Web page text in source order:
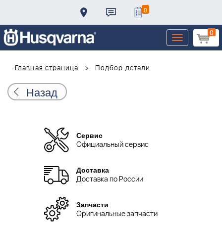
0
0
Toggle
navigation
Главная страница
Подбор детали
Назад
Сервис
Официальный сервис
Доставка
Доставка по России
Запчасти
Оригинальные запчасти